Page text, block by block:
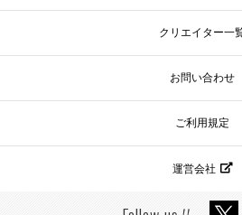
クリエイター一
お問い合わせ
ご利用規定
運営会社